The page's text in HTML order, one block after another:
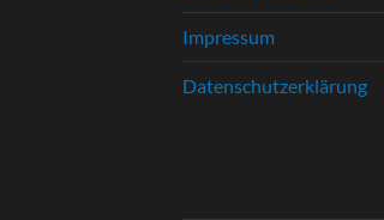
Impressum
Datenschutzerklärung